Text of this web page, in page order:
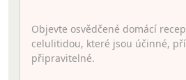
Objevte osvědčené domácí
celulitidou, které jsou účinné,
připravitelné.